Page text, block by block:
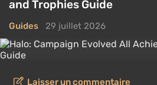
and Trophies Guide
Guides 29 juillet 2026
Laisser un commentaire